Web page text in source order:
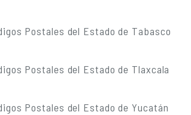
Postales del Estado de Tabasco
Postales del Estado de Tlaxcala
Postales del Estado de Yucatán